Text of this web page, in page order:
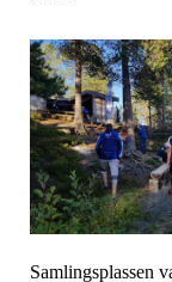
Samlingsplassen